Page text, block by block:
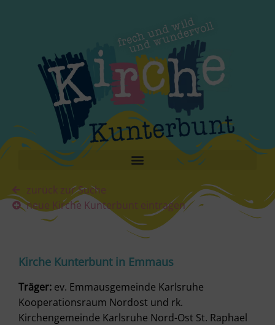
zurück zur Suche
neue Kirche Kunterbunt eintragen
Kirche Kunterbunt in Emmaus
Träger: ev. Emmausgemeinde Karlsruhe
Kooperationsraum Nordost und rk.
Kirchengemeinde Karlsruhe Nord-Ost St. Raphael